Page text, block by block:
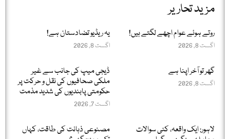
مزید تحاریر
روتے ہوئے عوام اچھے لگتے ہیں!
اگست 8, 2026
یہ ریڈیو تضادستان ہے!
اگست 8, 2026
گھر تو آخر اپنا ہے
اگست 8, 2026
ڈیجی میپ کی جانب سے غیر
ملکی صحافیوں کی نقل و حرکت پر
حکومتی پابندیوں کی شدید مذمت
اگست 7, 2026
لاہور: ایک واقعہ، کئی سوالات
مصنوعی ذہانت کی طاقت، کہاں